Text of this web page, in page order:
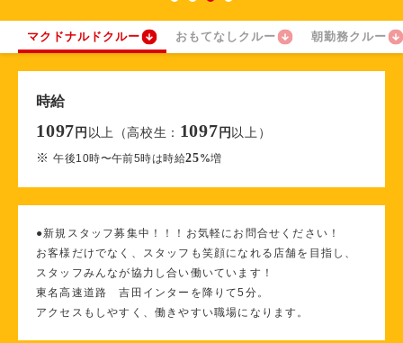
マクドナルドクルー おもてなしクルー 朝勤務クルー
時給
1097 円 以上（高校生： 1097 円 以上）
※午後10時〜午前5時は時給25%増
●新規スタッフ募集中！！！お気軽にお問合せください！
お客様だけでなく、スタッフも笑顔になれる店舗を目指し、
スタッフみんなが協力し合い働いています！
東名高速道路 吉田インターを降りて5分。
アクセスもしやすく、働きやすい職場になります。